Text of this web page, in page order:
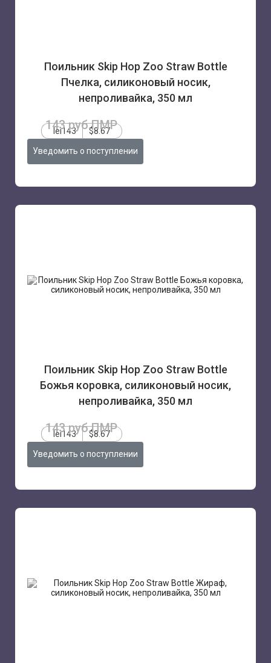
Поильник Skip Hop Zoo Straw Bottle
Пчелка, силиконовый носик,
непроливайка, 350 мл
143 руб.ПМР
lei143 $8.67
Уведомить о поступлении
Поильник Skip Hop Zoo Straw Bottle
Божья коровка, силиконовый носик,
непроливайка, 350 мл
143 руб.ПМР
lei143 $8.67
Уведомить о поступлении